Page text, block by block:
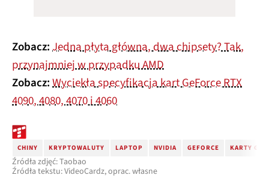
Zobacz:Jedna płyta główna, dwa chipsety? Tak,
przynajmniej w przypadku AMD
Zobacz:Wyciekła specyfikacja kart GeForce RTX
4090, 4080, 4070 i 4060
CHINY KRYPTOWALUTY LAPTOP NVIDIA GEFORCE KARTY
Źródła zdjęć: Taobao
Źródła tekstu: VideoCardz, oprac. własne